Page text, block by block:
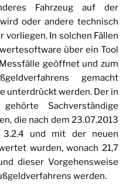
Fahrzeug auf der
oder andere technisch
In solchen Fällen
über ein Tool
geöffnet und zum
gemacht
unterdrückt werden. Der in
Sachverständige
die nach dem 23.07.2013
und mit der neuen
wurden, wonach 21,7
dieser Vorgehensweise
werden.